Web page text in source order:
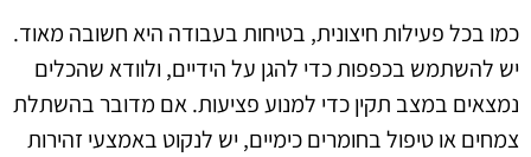
כמו בכל פעילות חיצונית, בטיחות בעבודה היא חשובה מאוד.
יש להשתמש בכפפות כדי להגן על הידיים, ולוודא שהכלים
נמצאים במצב תקין כדי למנוע פציעות. אם מדובר בהשתלת
צמחים או טיפול בחומרים כימיים, יש לנקוט באמצעי זהירות